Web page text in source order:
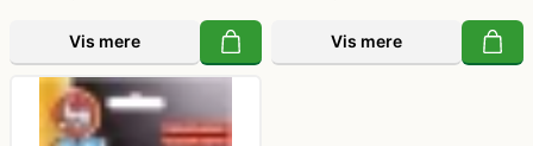
Vis mere Vis mere